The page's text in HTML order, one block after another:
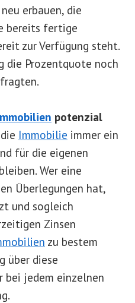
erbauen, die
bereits fertige
zur Verfügung steht.
die Prozentquote noch
potenzial
Immobilie immer ein
für die eigenen
Wer eine
Überlegungen hat,
und sogleich
Zinsen
zu bestem
über diese
jedem einzelnen